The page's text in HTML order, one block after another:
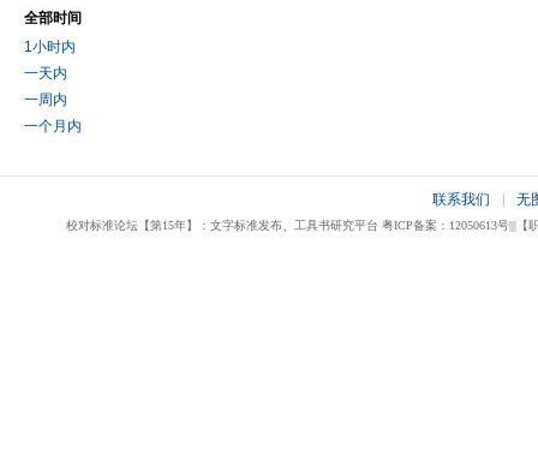
全部时间
1小时内
一天内
一周内
一个月内
联系我们 无
校对标准论坛【第15年】：文字标准发布、工具书研究平台 粤ICP备案：12050613号|||【